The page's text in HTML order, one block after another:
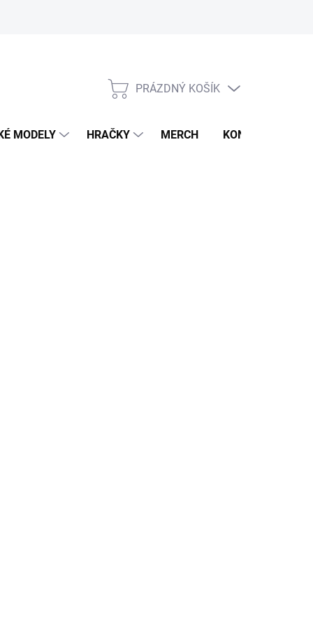
NÁKUPNÍ
PRÁZDNÝ KOŠÍK
MODELY HRAČKY MERCH KONTAKTY
rukojetí a ochrannou krytkou.
číslo 5NA00135, typ 20064.